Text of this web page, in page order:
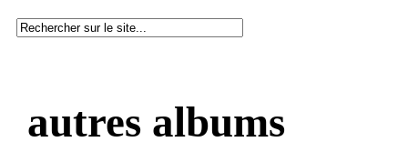
autres albums